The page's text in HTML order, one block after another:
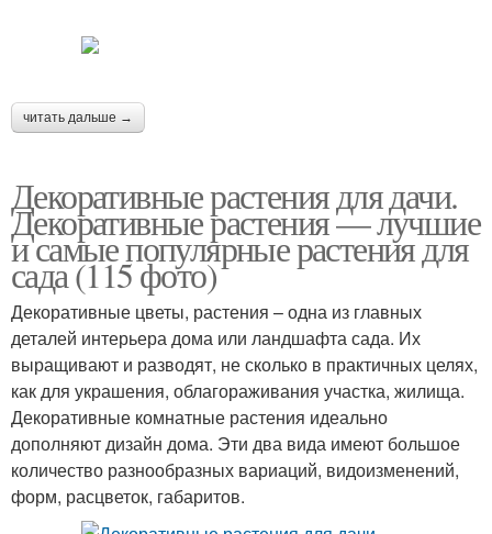
читать дальше →
Декоративные растения для дачи.
Декоративные растения — лучшие
и самые популярные растения для
сада (115 фото)
Декоративные цветы, растения – одна из главных
деталей интерьера дома или ландшафта сада. Их
выращивают и разводят, не сколько в практичных целях,
как для украшения, облагораживания участка, жилища.
Декоративные комнатные растения идеально
дополняют дизайн дома. Эти два вида имеют большое
количество разнообразных вариаций, видоизменений,
форм, расцветок, габаритов.